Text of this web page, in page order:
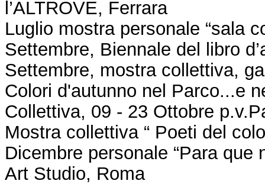
l’ALTROVE, Ferrara
Luglio mostra personale “sala
Settembre, Biennale del libro
Settembre, mostra collettiva,
Colori d'autunno nel Parco...e
Collettiva, 09 - 23 Ottobre
Mostra collettiva “ Poeti del
Dicembre personale “Para que
Art Studio, Roma